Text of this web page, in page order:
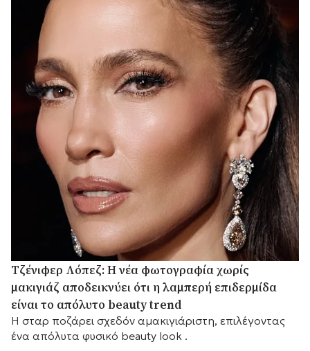
Τζένιφερ Λόπεζ: Η νέα φωτογραφία χωρίς
μακιγιάζ αποδεικνύει ότι η λαμπερή επιδερμίδα
είναι το απόλυτο beauty trend
Η σταρ ποζάρει σχεδόν αμακιγιάριστη, επιλέγοντας
ένα απόλυτα φυσικό beauty look .